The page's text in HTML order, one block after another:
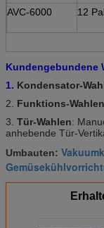
AVC-6000
12
Kundengebundene
1. Kondensator-
2. Funktions-Wahlen
3. Tür-Wahlen:
anhebende Tür-
Umbauten: